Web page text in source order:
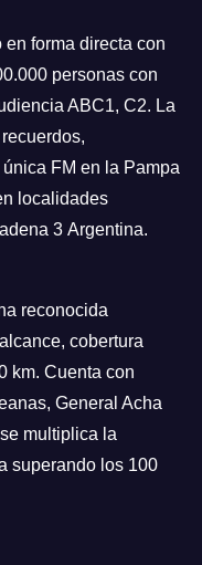
forma directa con
personas con
ABC1, C2. La
FM en la Pampa
localidades
3 Argentina.
reconocida
cobertura
km. Cuenta con
General Acha
multiplica la
superando los 100